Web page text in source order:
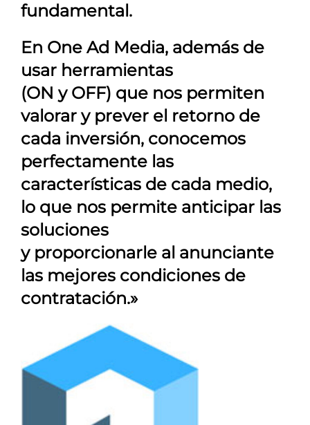
fundamental.
En One Ad Media, además de
usar herramientas
(ON y OFF) que nos permiten
valorar y prever el retorno de
cada inversión, conocemos
perfectamente las
características de cada medio,
lo que nos permite anticipar las
soluciones
y proporcionarle al anunciante
las mejores condiciones de
contratación.»